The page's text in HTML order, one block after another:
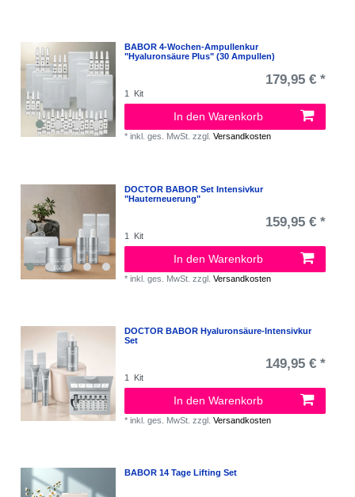
BABOR 4-Wochen-Ampullenkur
"Hyaluronsäure Plus" (30 Ampullen)
179,95 € *
1 Kit
In den Warenkorb
*inkl. ges. MwSt. zzgl.Versandkosten
DOCTOR BABOR Set Intensivkur
"Hauterneuerung"
159,95 € *
1 Kit
In den Warenkorb
*inkl. ges. MwSt. zzgl.Versandkosten
DOCTOR BABOR Hyaluronsäure-Intensivkur
Set
149,95 € *
1 Kit
In den Warenkorb
*inkl. ges. MwSt. zzgl.Versandkosten
BABOR 14 Tage Lifting Set